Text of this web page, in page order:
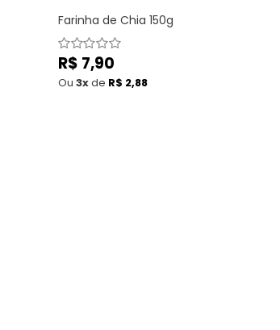
Farinha de Chia 150g
Preço
normal
R$ 7,90
Ou 3xde R$ 2,88